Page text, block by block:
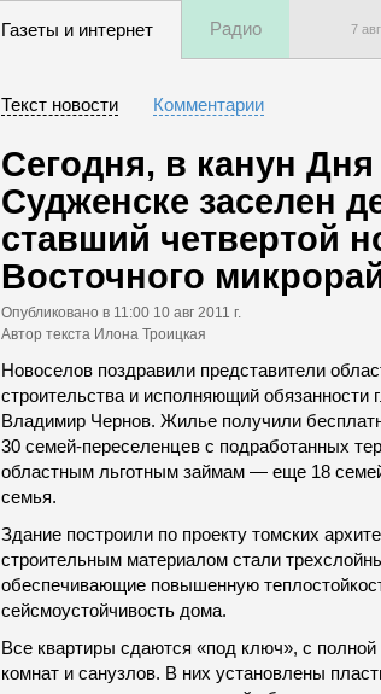
Газеты и интернет Радио 7
Текст новости Комментарии
Сегодня, в канун
Судженске заселен
ставший четвертой
Восточного
Опубликовано в 11:00 10 авг 2011 г.
Автор текста Илона Троицкая
Новоселов поздравили представители
строительства и исполняющий обязанности
Владимир Чернов. Жилье получили
30 семей-переселенцев с подработанных
областным льготным займам — еще 18
семья.
Здание построили по проекту томских
строительным материалом стали
обеспечивающие повышенную
сейсмоустойчивость дома.
Все квартиры сдаются «под ключ», с
комнат и санузлов. В них установлены